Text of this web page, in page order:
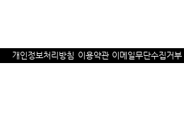
개인정보처리방침 이용약관 이메일무단수집거부